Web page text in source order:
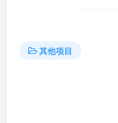
其他项目